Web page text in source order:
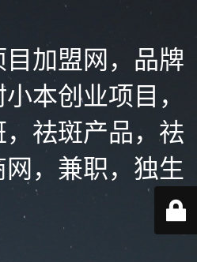
加盟网，品牌
本创业项目，
祛斑产品，祛
，兼职，独生